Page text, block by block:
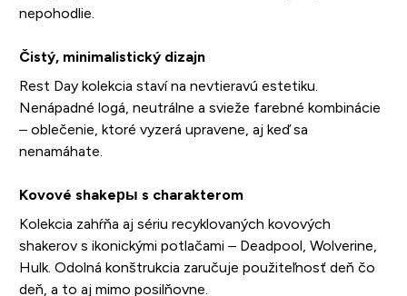
nepohodlie.
Čistý, minimalistický dizajn
Rest Day kolekcia staví na nevtieravú estetiku.
Nenápadné logá, neutrálne a svieže farebné kombinácie
– oblečenie, ktoré vyzerá upravene, aj keď sa
nenamáhate.
Kovové shakeры s charakterom
Kolekcia zahŕňa aj sériu recyklovaných kovových
shakerov s ikonickými potlačami – Deadpool, Wolverine,
Hulk. Odolná konštrukcia zaručuje použiteľnosť deň čo
deň, a to aj mimo posilňovne.